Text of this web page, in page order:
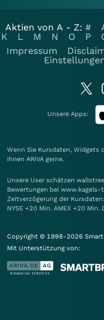
Aktien von A - Z: #
K
L M N O P
Impressum
Unsere Apps:
Wenn Sie Kursdaten,
Ihnen ARIVA gerne.
Unsere User schätzen
Bewertungen bei www.kagels-
Zeitverzögerung der
NYSE +20 Min. AMEX +20
Copyright © 1998-2026
Mit Unterstützung von: